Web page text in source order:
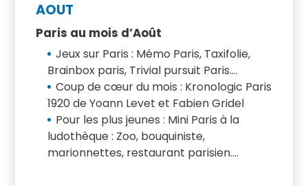
AOUT
Paris au mois d’Août
Jeux sur Paris : Mémo Paris, Taxifolie,
Brainbox paris, Trivial pursuit Paris….
Coup de cœur du mois : Kronologic Paris
1920 de Yoann Levet et Fabien Gridel
Pour les plus jeunes : Mini Paris à la
ludothèque : Zoo, bouquiniste,
marionnettes, restaurant parisien….